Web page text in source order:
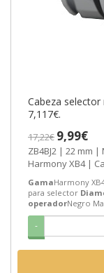
Cabeza selector
7,117€.
17,22€ 9,99€
ZB4BJ2 | 22 mm
GamaHarmony
para selector
operadorNegro
-